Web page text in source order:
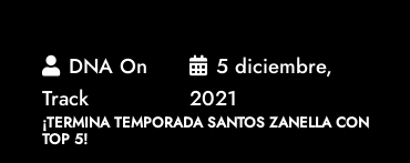
DNA On
Track
5 diciembre,
2021
¡TERMINA TEMPORADA SANTOS ZANELLA CON
TOP 5!